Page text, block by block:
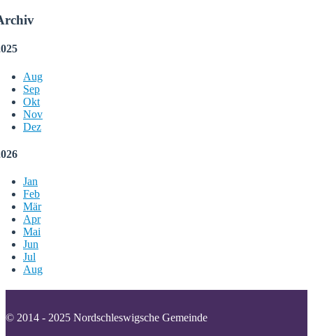
Aug
Sep
Okt
Nov
Dez
Jan
Feb
Mär
Apr
Mai
Jun
Jul
Aug
© 2014 - 2025 Nordschleswigsche Gemeinde